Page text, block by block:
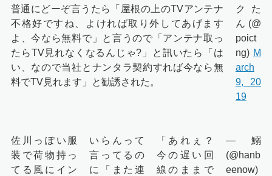
普通にどーぞ言うたら「屋根の上のTVアンテナ
不格好ですね、よければ取り外してあげます
よ、今なら無料で」と言うので「アンテナ取っ
たらTV見れなくなるんじゃ?」と訊いたら「は
い、なので当社とナンタラ契約すれば今なら無
料でTV見れます」と勧誘された。
クた
ん (@
poict
ng) M
arch
9, 20
19
佐川っぽい服
装で荷物持っ
てる風にイン
いらんって
言ってるの
に「また連
「あれぇ？
今の遅い回
線のままで
— 鰯
(@hanb
eenow)